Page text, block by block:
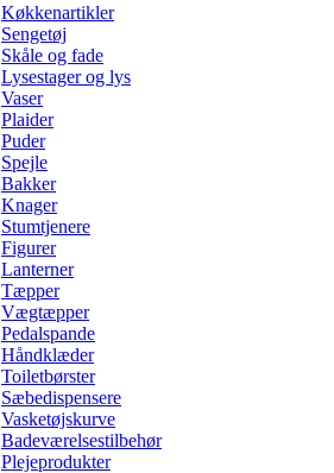
Køkkenartikler
Sengetøj
Skåle og fade
Lysestager og lys
Vaser
Plaider
Puder
Spejle
Bakker
Knager
Stumtjenere
Figurer
Lanterner
Tæpper
Vægtæpper
Pedalspande
Håndklæder
Toiletbørster
Sæbedispensere
Vasketøjskurve
Badeværelsestilbehør
Plejeprodukter